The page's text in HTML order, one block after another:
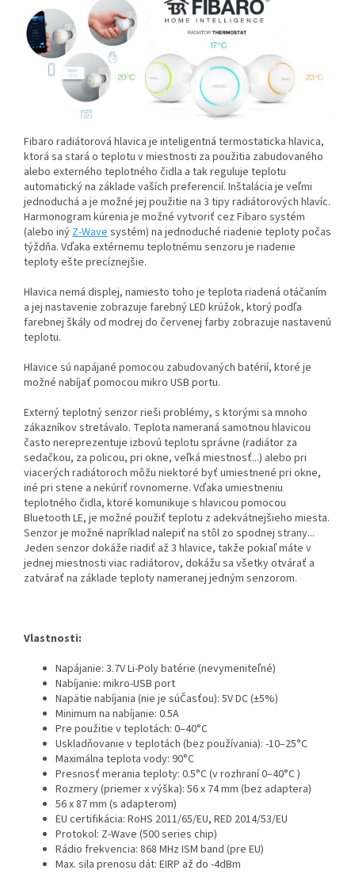
Fibaro radiátorová hlavica je inteligentná termostaticka hlavica,
ktorá sa stará o teplotu v miestnosti za použitia zabudovaného
alebo externého teplotného čidla a tak reguluje teplotu
automatický na základe vaších preferencií. Inštalácia je veľmi
jednoduchá a je možné jej použitie na 3 tipy radiátorových hlavíc.
Harmonogram kúrenia je možné vytvoriť cez Fibaro systém
(alebo inýZ-Wavesystém) na jednoduché riadenie teploty počas
týždňa. Vďaka extérnemu teplotnému senzoru je riadenie
teploty ešte precíznejšie.
Hlavica nemá displej, namiesto toho je teplota riadená otáčaním
a jej nastavenie zobrazuje farebný LED krúžok, ktorý podľa
farebnej škály od modrej do červenej farby zobrazuje nastavenú
teplotu.
Hlavice sú napájané pomocou zabudovaných batérií, ktoré je
možné nabíjať pomocou mikro USB portu.
Externý teplotný senzor rieši problémy, s ktorými sa mnoho
zákazníkov stretávalo. Teplota nameraná samotnou hlavicou
často nereprezentuje izbovú teplotu správne (radiátor za
sedačkou, za policou, pri okne, veľká miestnosť...) alebo pri
viacerých radiátoroch môžu niektoré byť umiestnené pri okne,
iné pri stene a nekúriť rovnomerne. Vďaka umiestneniu
teplotného čidla, ktoré komunikuje s hlavicou pomocou
Bluetooth LE, je možné použiť teplotu z adekvátnejšieho miesta.
Senzor je možné napríklad nalepiť na stôl zo spodnej strany...
Jeden senzor dokáže riadiť až 3 hlavice, takže pokiaľ máte v
jednej miestnosti viac radiátorov, dokážu sa všetky otvárať a
zatvárať na základe teploty nameranej jedným senzorom.
Vlastnosti:
Napájanie: 3.7V Li-Poly batérie (nevymeniteľné)
Nabíjanie: mikro-USB port
Napätie nabíjania (nie je súČasťou): 5V DC (±5%)
Minimum na nabíjanie: 0.5A
Pre použitie v teplotách: 0–40°C
Uskladňovanie v teplotách (bez používania): -10–25°C
Maximálna teplota vody: 90°C
Presnosť merania teploty: 0.5°C (v rozhraní 0–40°C )
Rozmery (priemer x výška): 56 x 74 mm (bez adaptera)
56 x 87 mm (s adapterom)
EU certifikácia: RoHS 2011/65/EU, RED 2014/53/EU
Protokol: Z-Wave (500 series chip)
Rádio frekvencia: 868 MHz ISM band (pre EU)
Max. sila prenosu dát: EIRP až do -4dBm